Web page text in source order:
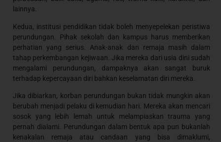
lainnya.
Kedua, institusi pendidikan tidak boleh menyepelekan peristiwa
perundungan. Pihak sekolah dan kampus harus memberikan
perhatian yang serius. Anak-anak dan remaja masih dalam
tahap perkembangan kejiwaan. Jika mereka dari usia dini sudah
mengalami perundungan, dampaknya akan sangat buruk
terhadap kepercayaan diri bahkan keselamatan diri mereka.
Jika dibiarkan, korban perundungan bukan tidak mungkin akan
berubah menjadi pelaku di kemudian hari. Mereka akan mencari
sosok yang lebih lemah untuk melampiaskan trauma yang
pernah dialami. Perundungan dalam bentuk apa pun bukanlah
kenakalan remaja atau candaan yang bisa dimaklumi,